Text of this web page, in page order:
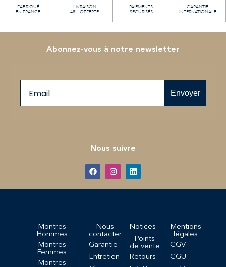
FABRIQUÉ
EN FRANCE
LIVRAISON
48H OFFERTE
PAIEMENTS
SECURISÉS
GARANTIE
INTERNATIONALE
Abonnez-vous à notre newsletter
Envoyer
Nous suivre
Montres
Hommes
Montres
Femmes
Montres
Nous
contacter
Garantie
Entretien
Notices
Points
de vente
Retours
Mentions
légales
CGV
CGU